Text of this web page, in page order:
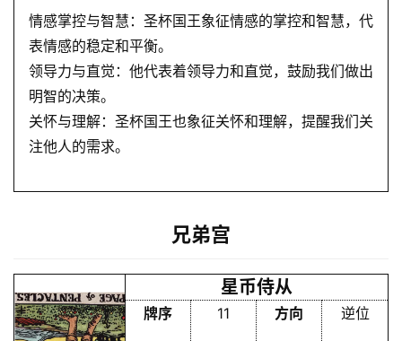
情感掌控与智慧：圣杯国王象征情感的掌控和智慧，代
表情感的稳定和平衡。
领导力与直觉：他代表着领导力和直觉，鼓励我们做出
明智的决策。
关怀与理解：圣杯国王也象征关怀和理解，提醒我们关
注他人的需求。
兄弟宫
星币侍从
牌序 11 方向 逆位